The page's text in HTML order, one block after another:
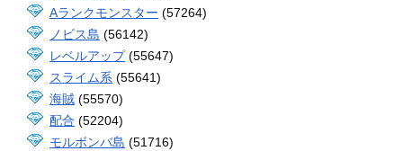
Aランクモンスター (57264)
ノビス島 (56142)
レベルアップ(55647)
スライム系 (55641)
海賊 (55570)
配合 (52204)
モルボンバ島 (51716)